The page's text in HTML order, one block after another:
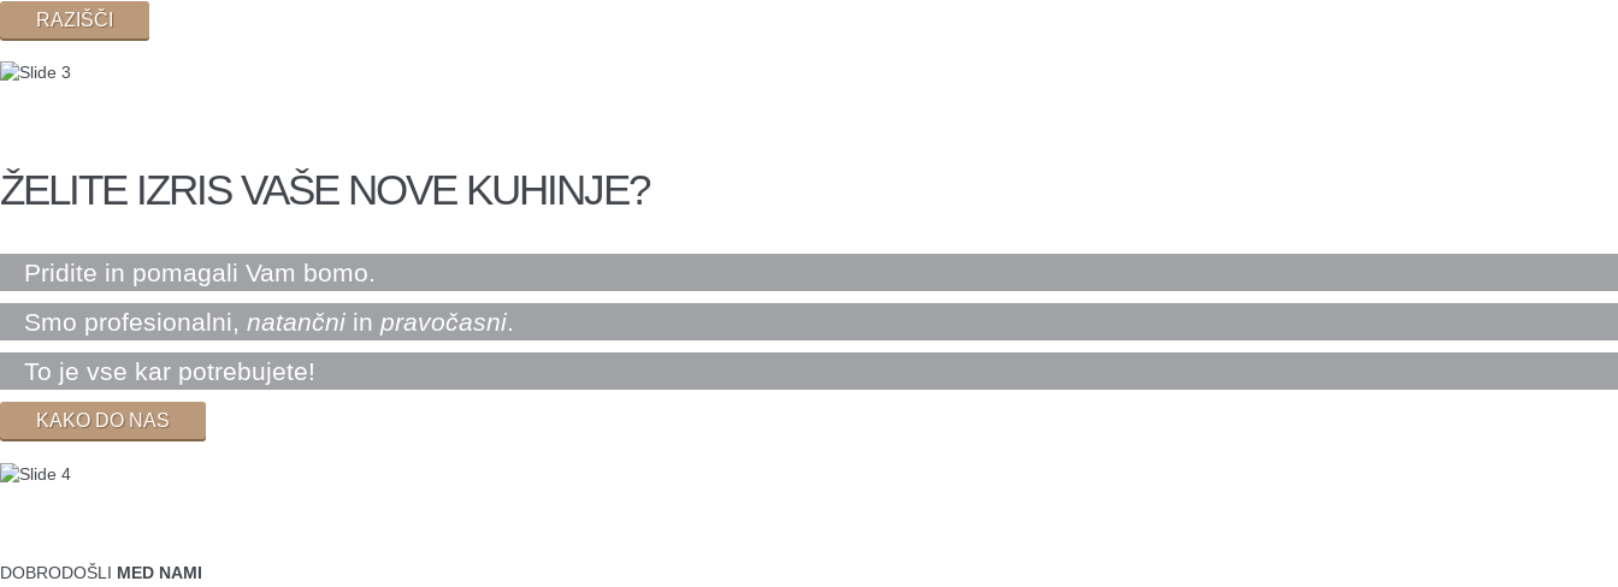
RAZIŠČI
ŽELITE IZRIS VAŠE NOVE KUHINJE?
Pridite in pomagali Vam bomo.
Smo profesionalni, natančni in pravočasni.
To je vse kar potrebujete!
KAKO DO NAS
DOBRODOŠLI MED NAMI